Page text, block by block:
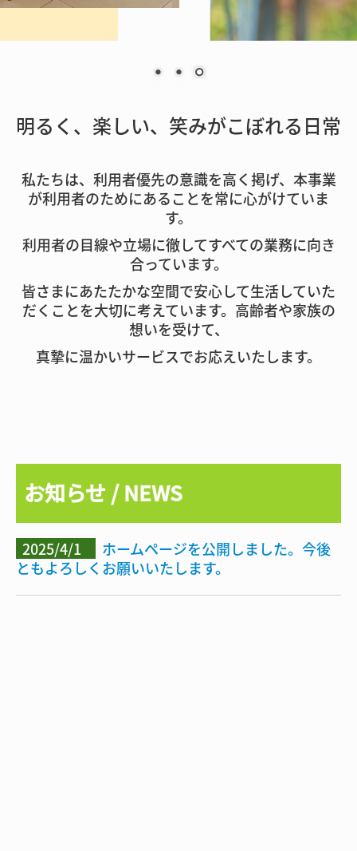
明るく、楽しい、笑みがこぼれる日常
私たちは、利用者優先の意識を高く掲げ、本事業
が利用者のためにあることを常に心がけていま
す。
利用者の目線や立場に徹してすべての業務に向き
合っています。
皆さまにあたたかな空間で安心して生活していた
だくことを大切に考えています。高齢者や家族の
想いを受けて、
真摯に温かいサービスでお応えいたします。
お知らせ / NEWS
2025/4/1
ホームページを公開しました。今後
ともよろしくお願いいたします。